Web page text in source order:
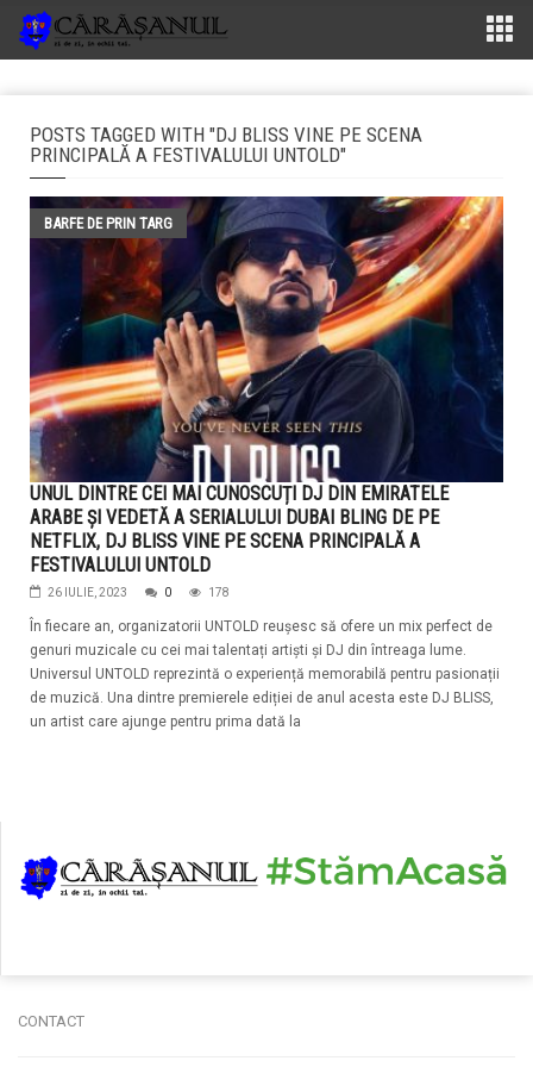
POSTS TAGGED WITH "DJ BLISS VINE PE SCENA
PRINCIPALĂ A FESTIVALULUI UNTOLD"
BARFE DE PRIN TARG
UNUL DINTRE CEI MAI CUNOSCUȚI DJ DIN EMIRATELE
ARABE ȘI VEDETĂ A SERIALULUI DUBAI BLING DE PE
NETFLIX, DJ BLISS VINE PE SCENA PRINCIPALĂ A
FESTIVALULUI UNTOLD
26 IULIE, 2023 0 178
În fiecare an, organizatorii UNTOLD reușesc să ofere un mix perfect de
genuri muzicale cu cei mai talentați artiști și DJ din întreaga lume.
Universul UNTOLD reprezintă o experiență memorabilă pentru pasionații
de muzică. Una dintre premierele ediției de anul acesta este DJ BLISS,
un artist care ajunge pentru prima dată la
CONTACT